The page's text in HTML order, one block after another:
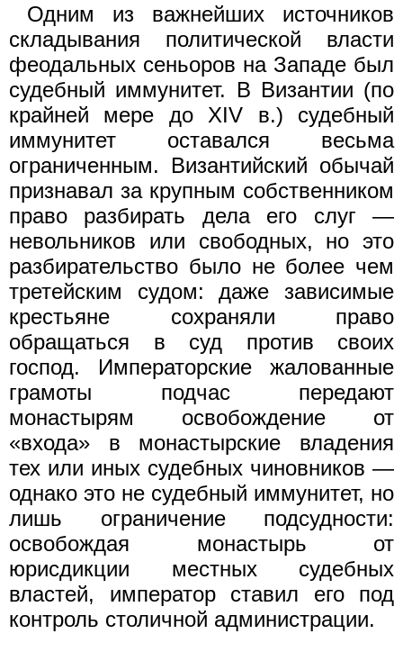
Одним из важнейших источников
складывания политической власти
феодальных сеньоров на Западе был
судебный иммунитет. В Византии (по
крайней мере до XIV в.) судебный
иммунитет оставался весьма
ограниченным. Византийский обычай
признавал за крупным собственником
право разбирать дела его слуг —
невольников или свободных, но это
разбирательство было не более чем
третейским судом: даже зависимые
крестьяне сохраняли право
обращаться в суд против своих
господ. Императорские жалованные
грамоты подчас передают
монастырям освобождение от
«входа» в монастырские владения
тех или иных судебных чиновников —
однако это не судебный иммунитет, но
лишь ограничение подсудности:
освобождая монастырь от
юрисдикции местных судебных
властей, император ставил его под
контроль столичной администрации.